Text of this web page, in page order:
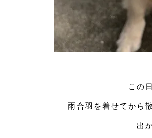
この
雨合羽を着せてから
出